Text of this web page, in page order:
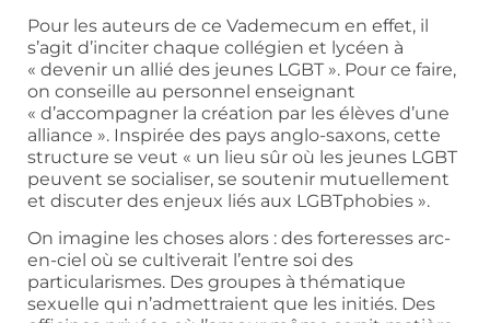
Pour les auteurs de ce Vademecum en effet, il
s’agit d’inciter chaque collégien et lycéen à
« devenir un allié des jeunes LGBT ». Pour ce faire,
on conseille au personnel enseignant
« d’accompagner la création par les élèves d’une
alliance ». Inspirée des pays anglo-saxons, cette
structure se veut « un lieu sûr où les jeunes LGBT
peuvent se socialiser, se soutenir mutuellement
et discuter des enjeux liés aux LGBTphobies ».
On imagine les choses alors : des forteresses arc-
en-ciel où se cultiverait l’entre soi des
particularismes. Des groupes à thématique
sexuelle qui n’admettraient que les initiés. Des